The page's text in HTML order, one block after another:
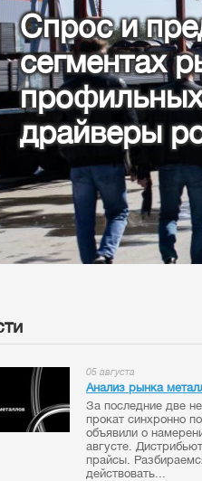
OCTG,
05 августа
Анализ рынка
За последние две
прокат синхронно
объявили о
августе.
прайсы.
действовать...